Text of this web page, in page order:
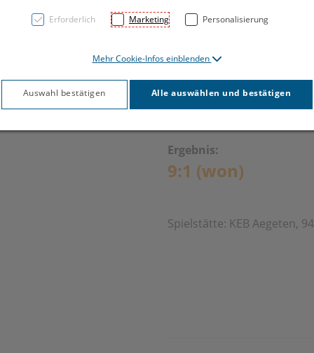
U20A:
U20
Ergebnis:
9:1 (won)
Spielstätte: KEB Aegeten,
Erforderlich Marketing Personalisierung
Mehr Cookie-Infos einblenden
Auswahl bestätigen Alle auswählen und bestätigen